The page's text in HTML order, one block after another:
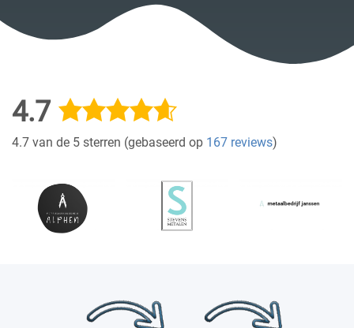
4.7
4.7 van de 5 sterren (gebaseerd op 167 reviews)